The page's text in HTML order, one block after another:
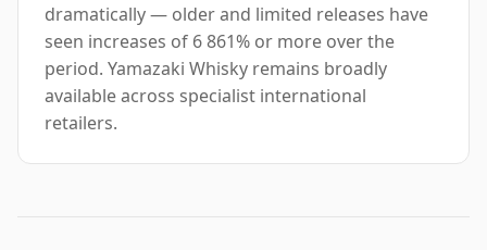
dramatically — older and limited releases have
seen increases of 6 861% or more over the
period. Yamazaki Whisky remains broadly
available across specialist international
retailers.